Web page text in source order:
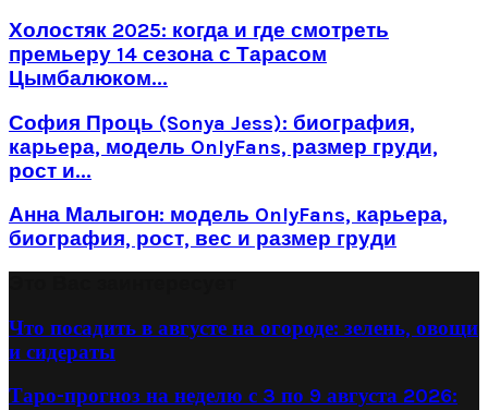
Холостяк 2025: когда и где смотреть
премьеру 14 сезона с Тарасом
Цымбалюком...
София Проць (Sonya Jess): биография,
карьера, модель OnlyFans, размер груди,
рост и...
Анна Малыгон: модель OnlyFans, карьера,
биография, рост, вес и размер груди
Что посадить в августе на огороде: зелень, овощи
и сидераты
Таро-прогноз на неделю с 3 по 9 августа 2026: